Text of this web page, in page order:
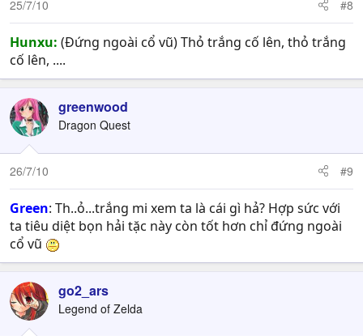
Move: 4
Skill: Sea Mastery: Tăng 10%HIT,EVA và 1MOVE
Weapon-Scrimita
25/7/10 #8
Hunxu: (Đứng ngoài cổ vũ) Thỏ trắng cố lên, thỏ trắng
cố lên, ....
greenwood
Dragon Quest
26/7/10 #9
Green: Th..ỏ...trắng mi xem ta là cái gì hả? Hợp sức với
ta tiêu diệt bọn hải tặc này còn tốt hơn chỉ đứng ngoài
cổ vũ
go2_ars
Legend of Zelda